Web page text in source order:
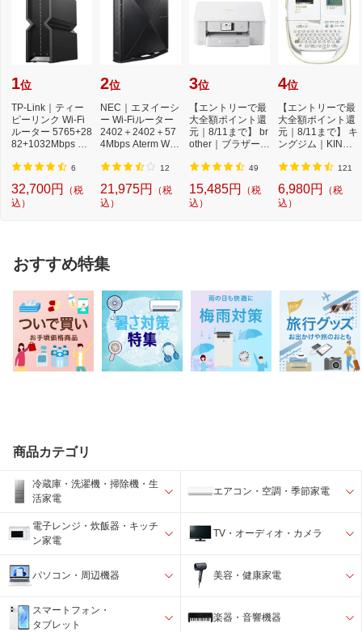
1位
TP-Link｜ティー
ピーリンク Wi-Fi
ルーター 5765+28
82+1032Mbps Arc
-...
6
32,700円
（税
込）
2位
NEC｜エヌイーシ
ー Wi-Fiルーター
2402＋2402＋57
4Mbps Aterm WX
00T6 [...
12
21,975円
（税
込）
3位
【エントリーで最
大全額ポイント還
元｜8/11まで】 br
other｜ブラザー D
49
15,485円
（税
込）
4位
【エントリーで最
大全額ポイント還
元｜8/11まで】 キ
ングジム｜KING J
ル...
121
6,980円
（税
込）
おすすめ特集
商品カテゴリ
冷蔵庫・洗濯機・掃除機・生
活家電
エアコン・空調・季節家電
電子レンジ・炊飯器・キッチ
ン家電
TV・オーディオ・カメラ
パソコン・周辺機器 美容・健康家電
スマートフォン・
タブレット
楽器・音響機器